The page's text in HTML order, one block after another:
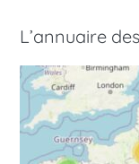
L’annuaire